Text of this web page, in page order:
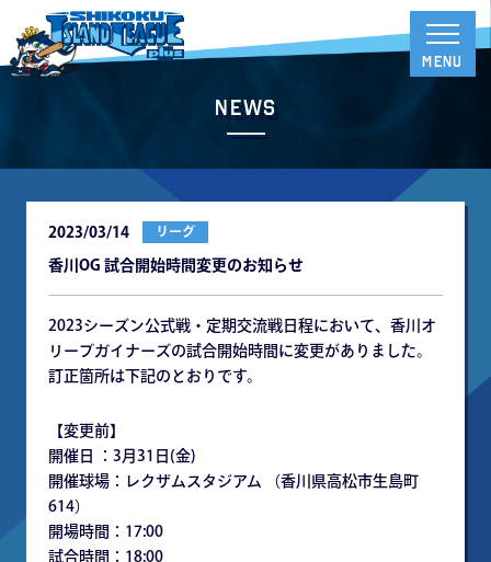
News
2023/03/14 リーグ
香川OG 試合開始時間変更のお知らせ
2023シーズン公式戦・定期交流戦日程において、香川オ
リーブガイナーズの試合開始時間に変更がありました。
訂正箇所は下記のとおりです。
【変更前】
開催日 ：3月31日(金)
開催球場：レクザムスタジアム （香川県高松市生島町
614）
開場時間：17:00
試合時間：18:00